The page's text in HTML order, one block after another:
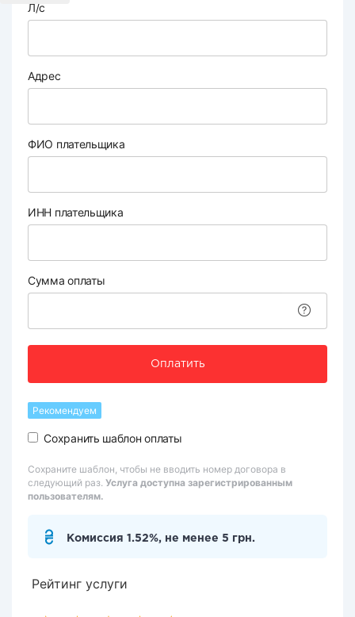
Л/с
Адрес
ФИО плательщика
ИНН плательщика
Сумма оплаты
Оплатить
Рекомендуем
Сохранить шаблон оплаты
Сохраните шаблон, чтобы не вводить номер договора в
следующий раз. Услуга доступна зарегистрированным
пользователям.
Комиссия 1.52%, не менее 5 грн.
Рейтинг услуги